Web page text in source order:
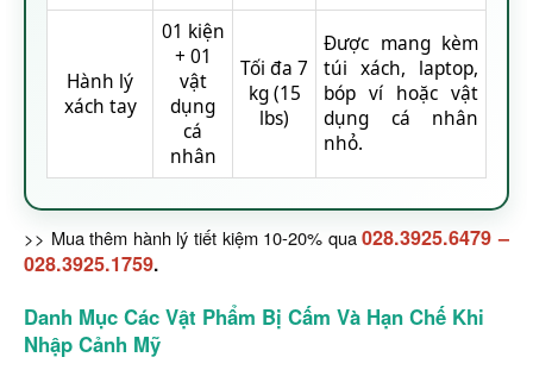
Hành lý
xách tay
01 kiện
+ 01
vật
dụng
cá
nhân
Tối đa 7
kg (15
lbs)
Được mang kèm
túi xách, laptop,
bóp ví hoặc vật
dụng cá nhân
nhỏ.
>> Mua thêm hành lý tiết kiệm 10-20% qua028.3925.6479–
028.3925.1759.
Danh Mục Các Vật Phẩm Bị Cấm Và Hạn Chế Khi
Nhập Cảnh Mỹ